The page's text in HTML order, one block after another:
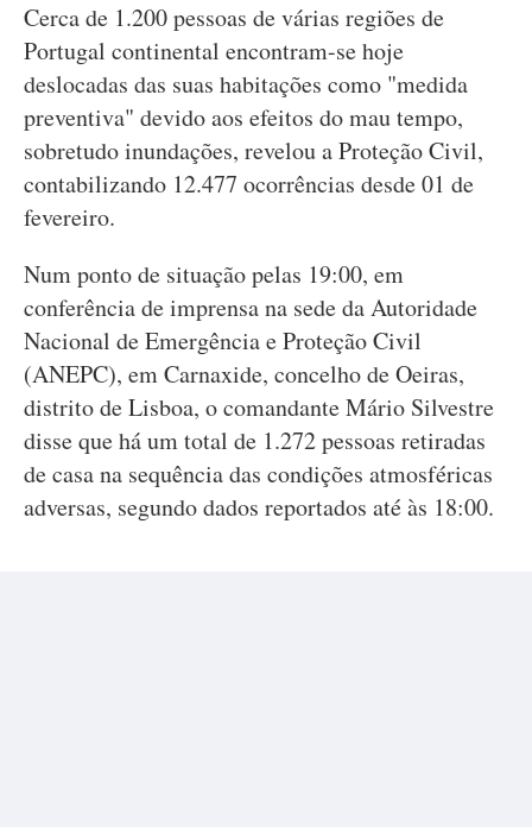
Cerca de 1.200 pessoas de várias regiões de
Portugal continental encontram-se hoje
deslocadas das suas habitações como "medida
preventiva" devido aos efeitos do mau tempo,
sobretudo inundações, revelou a Proteção Civil,
contabilizando 12.477 ocorrências desde 01 de
fevereiro.
Num ponto de situação pelas 19:00, em
conferência de imprensa na sede da Autoridade
Nacional de Emergência e Proteção Civil
(ANEPC), em Carnaxide, concelho de Oeiras,
distrito de Lisboa, o comandante Mário Silvestre
disse que há um total de 1.272 pessoas retiradas
de casa na sequência das condições atmosféricas
adversas, segundo dados reportados até às 18:00.